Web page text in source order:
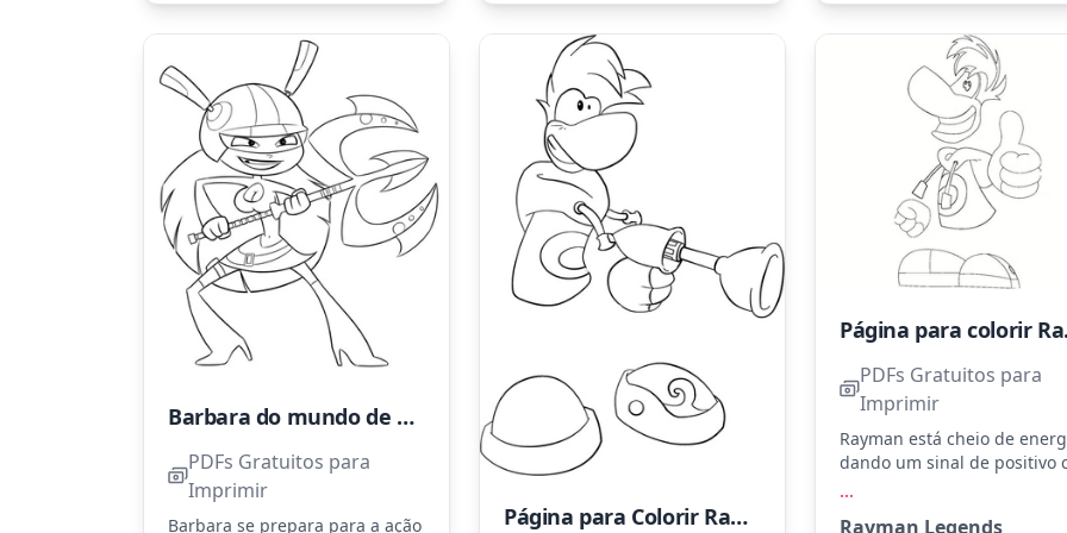
Barbara do mundo de Rayman
PDFs Gratuitos para
Imprimir
Barbara se prepara para a ação
Página para Colorir Rayman Legends
PDFs Gratuitos para
Imprimir
Rayman está cheio de
dando um sinal de positivo
...
Rayman Legends